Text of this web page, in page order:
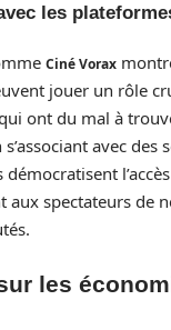
les
Ciné Vorax
jouer un rôle
ont du mal à
avec des
aux spectateurs de
les